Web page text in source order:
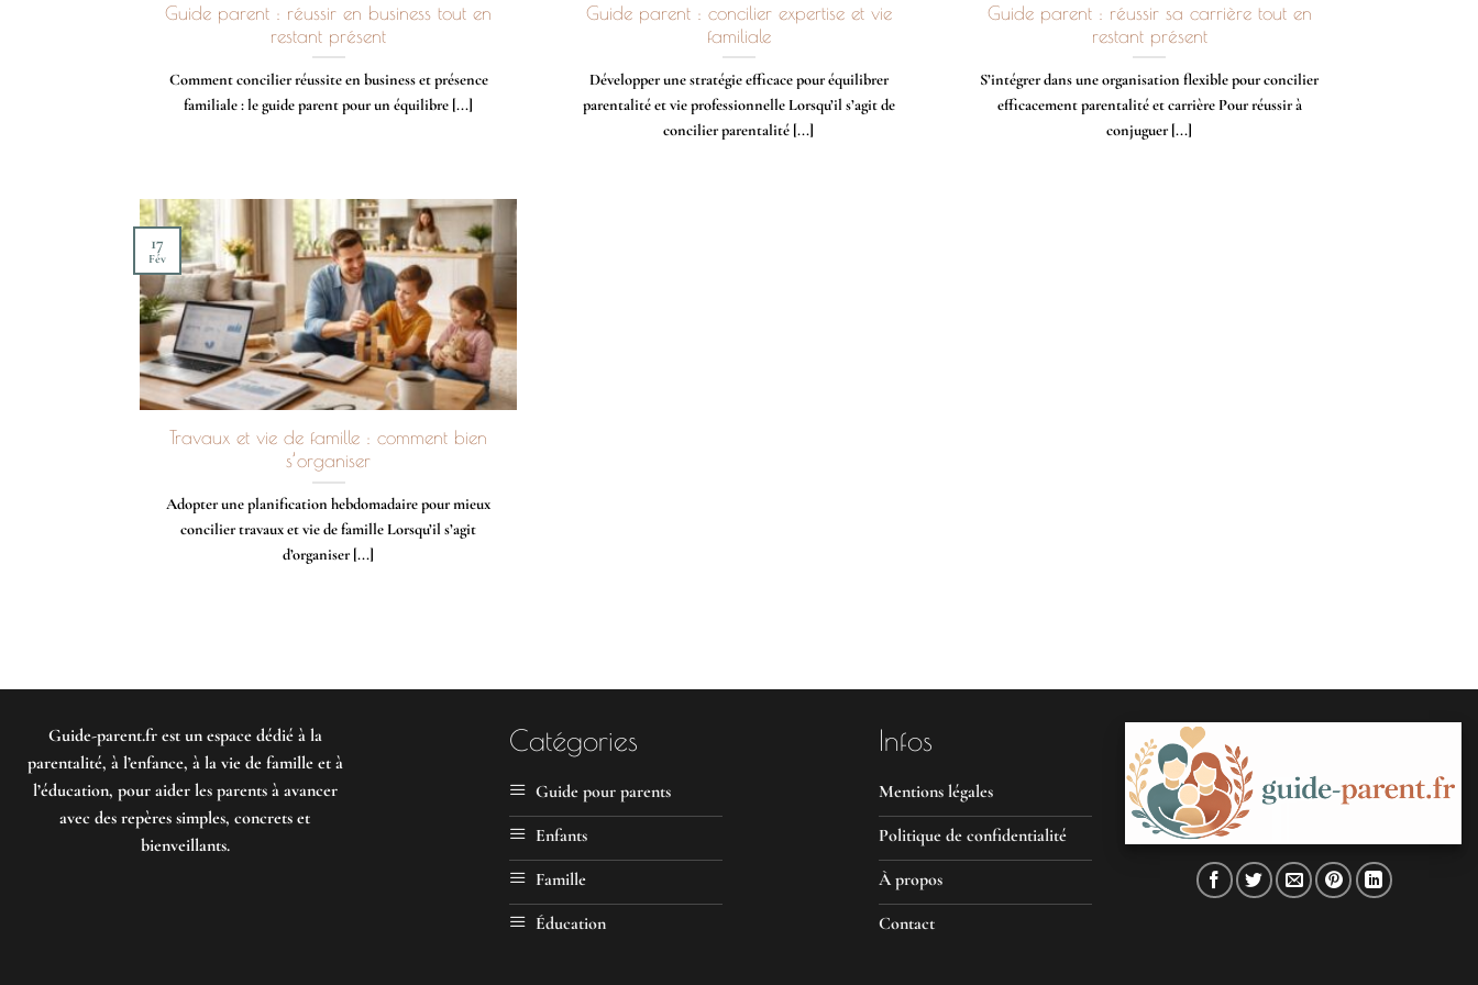
Guide parent : réussir en business tout en
restant présent
Comment concilier réussite en business et présence
familiale : le guide parent pour un équilibre [...]
Guide parent : concilier expertise et vie
familiale
Développer une stratégie efficace pour équilibrer
parentalité et vie professionnelle Lorsqu’il s’agit de
concilier parentalité [...]
Guide parent : réussir sa carrière tout en
restant présent
S’intégrer dans une organisation flexible pour concilier
efficacement parentalité et carrière Pour réussir à
conjuguer [...]
Travaux et vie de famille : comment bien
s’organiser
Adopter une planification hebdomadaire pour mieux
concilier travaux et vie de famille Lorsqu’il s’agit
d’organiser [...]
17
Fév
Guide-parent.frest un espace dédié à la
parentalité, à l’enfance, à la vie de famille et à
l’éducation, pour aider les parents à avancer
avec des repères simples, concrets et
bienveillants.
Catégories
Guide pour parents
Enfants
Famille
Éducation
Infos
Mentions légales
Politique de confidentialité
À propos
Contact